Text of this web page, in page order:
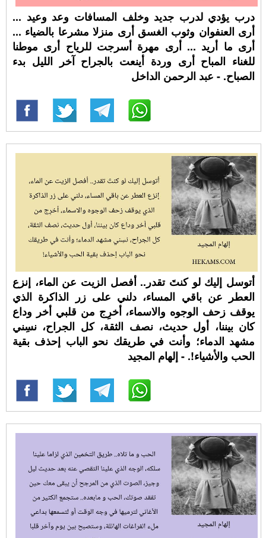
درب يؤدي لدرب جديد وخلف المسافات وعد وعيد ...
أرى العنفوان وثوب الغسق أرى منزلا مشرعا بالضياء ...
أرى ما أريد ... أرى مهرة أسرجت للرياح أرى موطنا
للغناء المباح أرى وردة أينعت بالجراح آخر الليل بدء
الصباح. - عبد الرحمن الداخل
أتوسل إليك لو كنتَ تقدر.. أفصل الزيت عن الماء، إنزع
العطر عن باقي المساء، دلني على زر الذاكرة الذي
يوقف زحف الوجوه والاسماء، أخرِج من قلبي أخر وداع
كان بيننا، أول حديث، نصف الثقة، كل الجراح، نسِني
مشهد الدماء؛ وأنت في طريقك نحو الباب إحذف بقية
الحب والأشياء!. - إلهام المجيد